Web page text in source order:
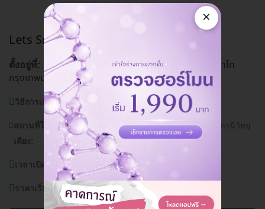
Lets Smile Dental Clinic
ตั้งอยู่ที่:
1031/13 ถ. พหลโยธิน แขวงสามเสนใน เขตพญาไท
กรุงเทพมหานคร 10400
ดูแผนที่คลินิก
วิธีการเดินทาง:BTS สนามเป้า, รถเมล์สาย 8, ปอ 8
สถานที่ใกล้
เคียง:
โรงพยาบาลพญาไท 2, อนุสาวรีย์ชัยสมรภูมิ, สถานีวิทยุ
โทรทัศน์กองทัพบกช่อง 5
เวลาเปิดบริการ: วันจันทร์ - เสาร์ 10.00 - 20.00 น.
ราคาเริ่มต้นที่ 2,900 บาท
×